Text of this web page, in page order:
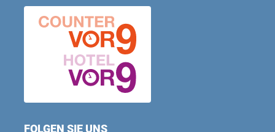
FOLGEN SIE UNS